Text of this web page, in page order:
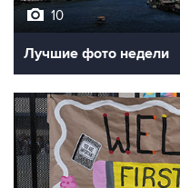
10
Лучшие фото недели